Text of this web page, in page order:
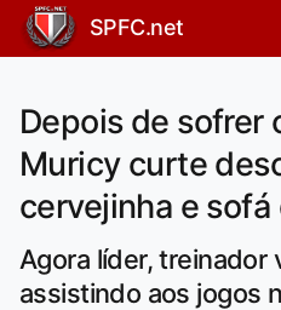
SPFC.net
Depois de sofrer
Muricy curte
cervejinha e sofá
Agora líder, treinador
assistindo aos jogos